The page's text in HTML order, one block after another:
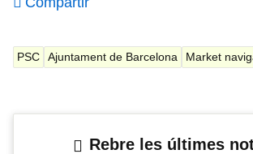
PSC Ajuntament de Barcelona Market
Rebre les últimes